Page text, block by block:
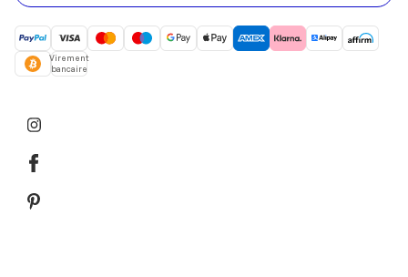
Virement
bancaire